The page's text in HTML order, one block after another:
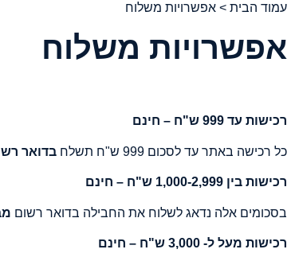
עמוד הבית > אפשרויות משלוח
אפשרויות משלוח
רכישות עד 999 ש"ח – חינם
כל רכישה באתר עד לסכום 999 ש"ח תשלח בדואר
רכישות בין 1,000-2,999 ש"ח – חינם
בסכומים אלה נדאג לשלוח את החבילה בדואר רשום
רכישות מעל ל- 3,000 ש"ח – חינם